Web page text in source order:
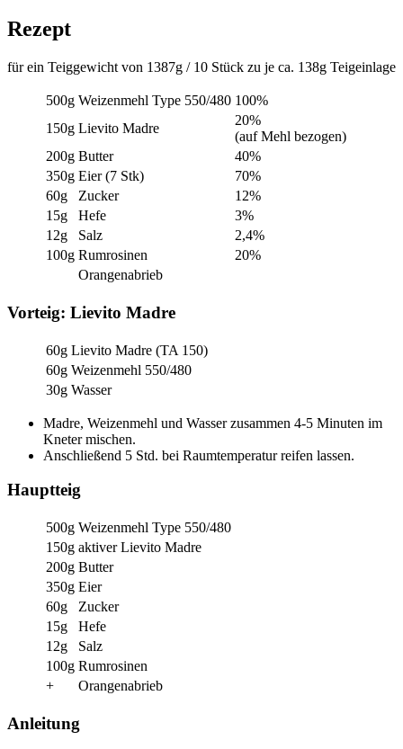
Rezept
für ein Teiggewicht von 1387g / 10 Stück zu je ca. 138g Teigeinlage
500g Weizenmehl Type 550/480 100%
150g Lievito Madre
20%
(auf Mehl bezogen)
200g Butter
40%
350g Eier (7 Stk)
70%
60g
Zucker
12%
15g
Hefe
3%
12g
Salz
2,4%
100g Rumrosinen
20%
Orangenabrieb
Vorteig: Lievito Madre
60g Lievito Madre (TA 150)
60g Weizenmehl 550/480
30g Wasser
Madre, Weizenmehl und Wasser zusammen 4-5 Minuten im
Kneter mischen.
Anschließend 5 Std. bei Raumtemperatur reifen lassen.
Hauptteig
500g Weizenmehl Type 550/480
150g aktiver Lievito Madre
200g Butter
350g Eier
60g
Zucker
15g
Hefe
12g
Salz
100g Rumrosinen
+
Orangenabrieb
Anleitung